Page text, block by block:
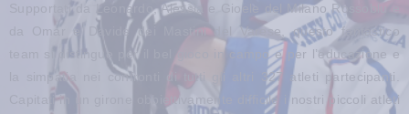
Supportati da Leonardo, Alessia e Gioele del Milano Rossoblu e
da Omar e Davide dei Mastini del Varese, questo fantastico
team si distingue per il bel gioco in campo e per l’educazione e
la simpatia nei confronti di tutti gli altri 327 atleti partecipanti.
Capitati in un girone obbiettivamente difficile i nostri piccoli atleti